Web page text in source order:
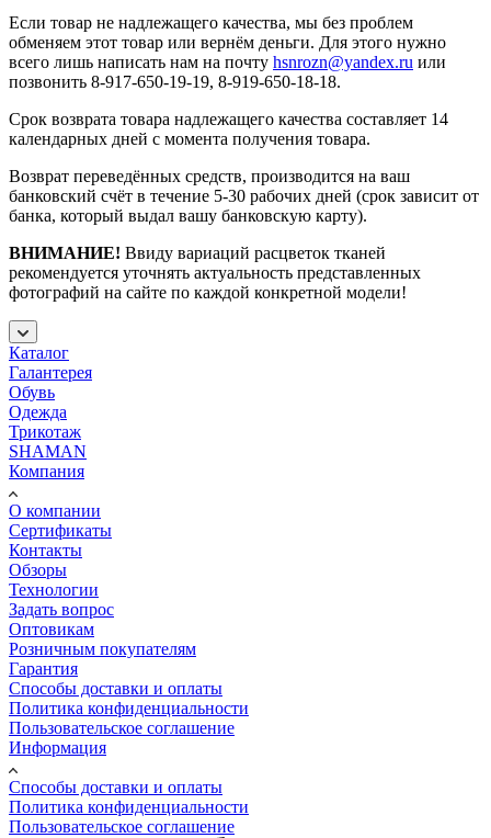
Если товар не надлежащего качества, мы без проблем
обменяем этот товар или вернём деньги. Для этого нужно
всего лишь написать нам на почту hsnrozn@yandex.ru или
позвонить 8-917-650-19-19, 8-919-650-18-18.
Срок возврата товара надлежащего качества составляет 14
календарных дней с момента получения товара.
Возврат переведённых средств, производится на ваш
банковский счёт в течение 5-30 рабочих дней (срок зависит от
банка, который выдал вашу банковскую карту).
ВНИМАНИЕ! Ввиду вариаций расцветок тканей
рекомендуется уточнять актуальность представленных
фотографий на сайте по каждой конкретной модели!
Каталог
Галантерея
Обувь
Одежда
Трикотаж
SHAMAN
Компания
О компании
Сертификаты
Контакты
Обзоры
Технологии
Задать вопрос
Оптовикам
Розничным покупателям
Гарантия
Способы доставки и оплаты
Политика конфиденциальности
Пользовательское соглашение
Информация
Способы доставки и оплаты
Политика конфиденциальности
Пользовательское соглашение